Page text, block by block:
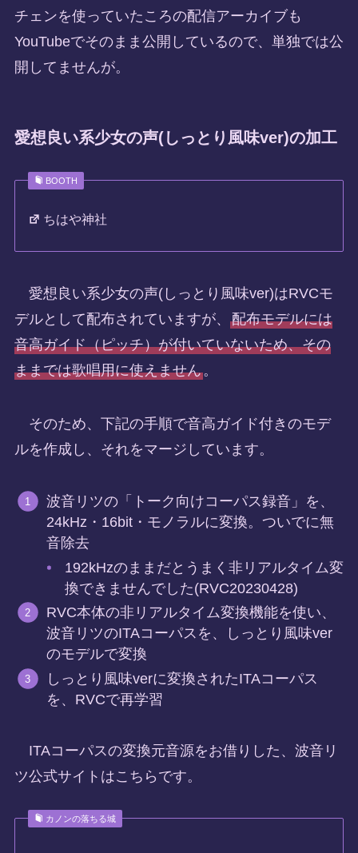
チェンを使っていたころの配信アーカイブも
YouTubeでそのまま公開しているので、単独では公
開してませんが。
愛想良い系少女の声(しっとり風味ver)の加工
BOOTH
ちはや神社
愛想良い系少女の声(しっとり風味ver)はRVCモ
デルとして配布されていますが、 配布モデルには
音高ガイド（ピッチ）が付いていないため、その
ままでは歌唱用に使えません。
そのため、下記の手順で音高ガイド付きのモデ
ルを作成し、それをマージしています。
波音リツの「トーク向けコーパス録音」を、
24kHz・16bit・モノラルに変換。ついでに無
音除去
192kHzのままだとうまく非リアルタイム変
換できませんでした(RVC20230428)
RVC本体の非リアルタイム変換機能を使い、
波音リツのITAコーパスを、しっとり風味ver
のモデルで変換
しっとり風味verに変換されたITAコーパス
を、RVCで再学習
ITAコーパスの変換元音源をお借りした、波音リ
ツ公式サイトはこちらです。
カノンの落ちる城